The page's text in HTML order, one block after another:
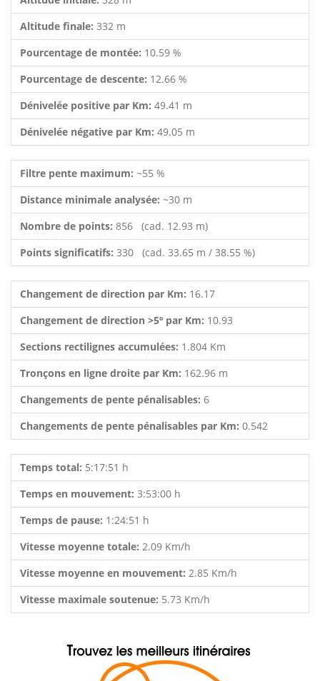
Altitude finale: 332 m
Pourcentage de montée: 10.59 %
Pourcentage de descente: 12.66 %
Dénivelée positive par Km: 49.41 m
Dénivelée négative par Km: 49.05 m
Filtre pente maximum: ~55 %
Distance minimale analysée: ~30 m
Nombre de points: 856 (cad. 12.93 m)
Points significatifs: 330 (cad. 33.65 m / 38.55 %)
Changement de direction par Km: 16.17
Changement de direction >5º par Km: 10.93
Sections rectilignes accumulées: 1.804 Km
Tronçons en ligne droite par Km: 162.96 m
Changements de pente pénalisables: 6
Changements de pente pénalisables par Km: 0.542
Temps total: 5:17:51 h
Temps en mouvement: 3:53:00 h
Temps de pause: 1:24:51 h
Vitesse moyenne totale: 2.09 Km/h
Vitesse moyenne en mouvement: 2.85 Km/h
Vitesse maximale soutenue: 5.73 Km/h